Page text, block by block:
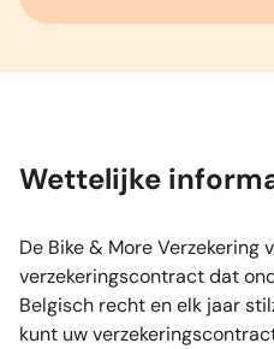
Wettelijke
De Bike & More Verzekering
verzekeringscontract dat
Belgisch recht en elk jaar
kunt uw